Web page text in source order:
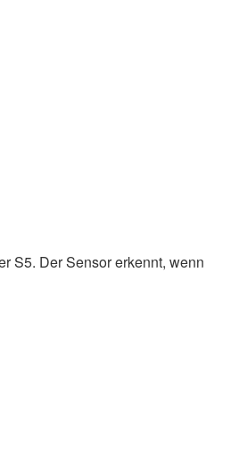
S5. Der Sensor erkennt, wenn